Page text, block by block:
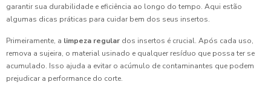
garantir sua durabilidade e eficiência ao longo do tempo. Aqui estão
algumas dicas práticas para cuidar bem dos seus insertos.
Primeiramente, a limpeza regular dos insertos é crucial. Após cada uso,
remova a sujeira, o material usinado e qualquer resíduo que possa ter se
acumulado. Isso ajuda a evitar o acúmulo de contaminantes que podem
prejudicar a performance do corte.